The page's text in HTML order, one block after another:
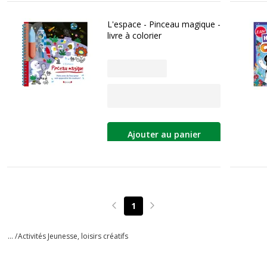
L'espace - Pinceau magique -
livre à colorier
Ajouter au panier
Page précédente
1 Page suivante
... /Activités Jeunesse, loisirs créatifs